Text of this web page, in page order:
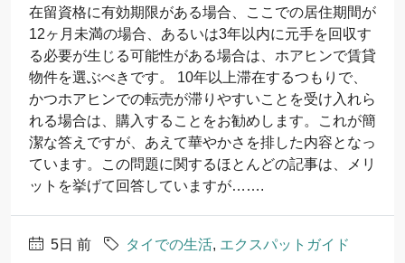
在留資格に有効期限がある場合、ここでの居住期間が
12ヶ月未満の場合、あるいは3年以内に元手を回収す
る必要が生じる可能性がある場合は、ホアヒンで賃貸
物件を選ぶべきです。 10年以上滞在するつもりで、
かつホアヒンでの転売が滞りやすいことを受け入れら
れる場合は、購入することをお勧めします。これが簡
潔な答えですが、あえて華やかさを排した内容となっ
ています。この問題に関するほとんどの記事は、メリ
ットを挙げて回答していますが…….
5日 前 タイでの生活, エクスパットガイド